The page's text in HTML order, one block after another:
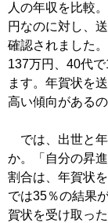
人の年収を比較
円なのに対し、
確認されました
137万円、40代
ます。年賀状を
高い傾向があるの
では、出世と年
か。「自分の昇
割合は、年賀状
では35％の結果
賀状を受け取っ